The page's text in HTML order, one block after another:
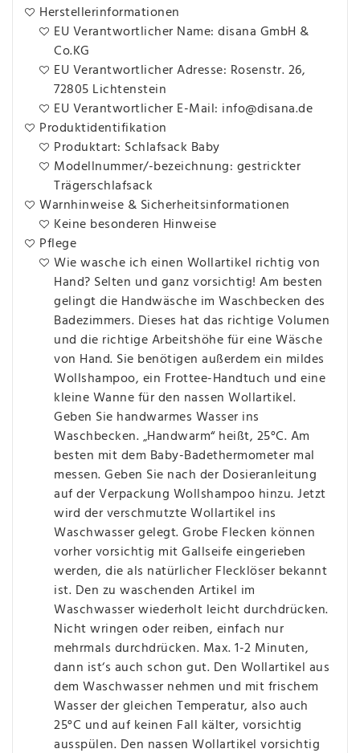
Herstellerinformationen
EU Verantwortlicher Name: disana GmbH &
Co.KG
EU Verantwortlicher Adresse: Rosenstr. 26,
72805 Lichtenstein
EU Verantwortlicher E-Mail: info@disana.de
Produktidentifikation
Produktart: Schlafsack Baby
Modellnummer/-bezeichnung: gestrickter
Trägerschlafsack
Warnhinweise & Sicherheitsinformationen
Keine besonderen Hinweise
Pflege
Wie wasche ich einen Wollartikel richtig von
Hand? Selten und ganz vorsichtig! Am besten
gelingt die Handwäsche im Waschbecken des
Badezimmers. Dieses hat das richtige Volumen
und die richtige Arbeitshöhe für eine Wäsche
von Hand. Sie benötigen außerdem ein mildes
Wollshampoo, ein Frottee-Handtuch und eine
kleine Wanne für den nassen Wollartikel.
Geben Sie handwarmes Wasser ins
Waschbecken. „Handwarm“ heißt, 25°C. Am
besten mit dem Baby-Badethermometer mal
messen. Geben Sie nach der Dosieranleitung
auf der Verpackung Wollshampoo hinzu. Jetzt
wird der verschmutzte Wollartikel ins
Waschwasser gelegt. Grobe Flecken können
vorher vorsichtig mit Gallseife eingerieben
werden, die als natürlicher Flecklöser bekannt
ist. Den zu waschenden Artikel im
Waschwasser wiederholt leicht durchdrücken.
Nicht wringen oder reiben, einfach nur
mehrmals durchdrücken. Max. 1-2 Minuten,
dann ist‘s auch schon gut. Den Wollartikel aus
dem Waschwasser nehmen und mit frischem
Wasser der gleichen Temperatur, also auch
25°C und auf keinen Fall kälter, vorsichtig
ausspülen. Den nassen Wollartikel vorsichtig